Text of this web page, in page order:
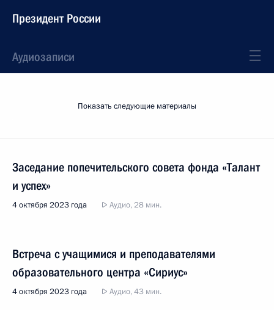
Президент России
Аудиозаписи
Показать следующие материалы
Заседание попечительского совета фонда «Талант
и успех»
4 октября 2023 года Аудио, 28 мин.
Встреча с учащимися и преподавателями
образовательного центра «Сириус»
4 октября 2023 года Аудио, 43 мин.